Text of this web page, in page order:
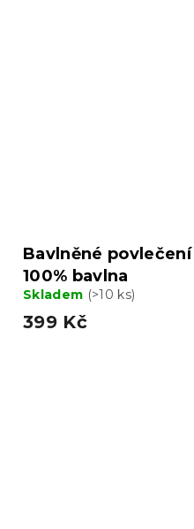
Bavlněné povlečení
100% bavlna
Skladem (>10 ks)
399 Kč